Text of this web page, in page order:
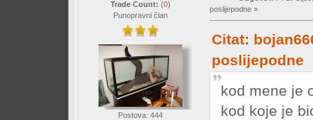
Trade Count: (0)
Punopravni član
Postova: 444
poslijepodne »
Citat:
poslijepodne
kod mene je
kod koje je